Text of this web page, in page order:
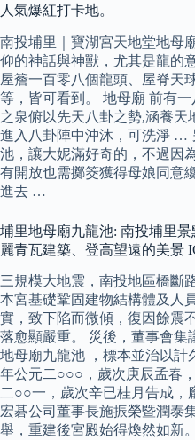
人氣爆紅打卡地。
南投埔里｜寶湖宮天地堂地母
仰的神話與神獸，尤其是龍的
屋簷一百零八個龍頭、屋脊天
等，皆可看到。 地母廟 前有
之泉俯以先天八卦之勢,涵養天
進入八卦陣中沖沐，可洗淨 …
池，讓大妮滿好奇的，不過因
有開放也需擲筊獲得母娘同意
進去 …
埔里地母廟九龍池: 南投埔里
麗青瓦建築、登高望遠的美景
三規模大地震，南投地區橋斷
本宮基礎鞏固建物結構體及人
實，致下陷而微傾，復因餘震
落愈顯嚴重。 災後，董事會集
地母廟九龍池 ，標本並治以計
年公元二○○○，歲次庚辰孟春
二○○一，歲次辛已桂月告成，
宏碁公司董事長施振榮暨潤泰
舉，重建後宮殿始得煥然如新